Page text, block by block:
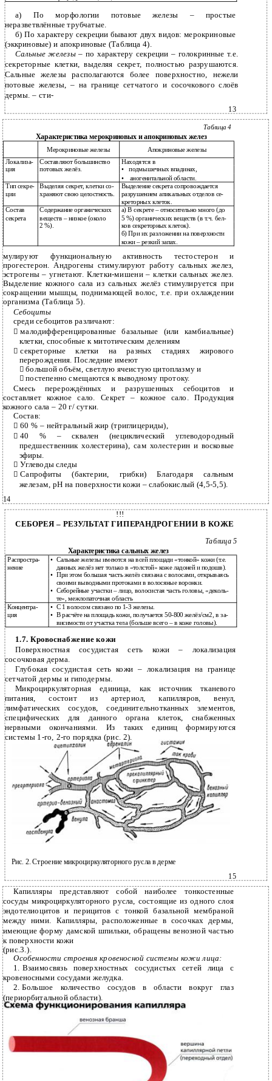
а) По морфологии потовые железы – простые
неразветвлённые трубчатые.
б) По характеру секреции бывают двух видов: мерокриновые
(эккриновые) и апокриновые (Таблица 4).
Сальные железы– по характеру секреции – голокринные т.е.
секреторные клетки, выделяя секрет, полностью разрушаются.
Сальные железы располагаются более поверхностно, нежели
потовые железы, – на границе сетчатого и сосочкового слоёв
дермы. – сти-
13
Таблица 4
Характеристика мерокриновых и апокриновых желез
Мерокриновые железы
Апокриновые железы
Локализа-
Составляют большинство Находятся в
ция потовых желёз. • подмышечных впадинах,
•
аногенитальной области.
Тип секре-
Выделяя секрет, клетки со-
Выделение секрета сопровождается
ции
храняют свою целостность.
разрушением апикальных отделов се-
креторных клеток.
Состав
Содержание органических
а) В секрете – относительно много (до
секрета
веществ – низкое (около
5 %) органических веществ (в т.ч. бел-
2 %).
ков секреторных клеток).
б) При их разложении на поверхности
кожи – резкий запах.
мулируют функциональную активность тестостерон и
прогестерон. Андрогены стимулируют работу сальных желез,
эстрогены – угнетают. Клетки-мишени – клетки сальных желез.
Выделение кожного сала из сальных желёз стимулируется при
сокращении мышцы, поднимающей волос, т.е. при охлаждении
организма (Таблица 5).
Себоциты
среди себоцитов различают:
 малодифференцированные базальные (или камбиальные)
клетки, способные к митотическим делениям
 секреторные клетки на разных стадиях жирового
перерождения. Последние имеют
 большой объём, светлую ячеистую цитоплазму и
 постепенно смещаются к выводному протоку.
Смесь перерождённых и разрушенных себоцитов и
составляет кожное сало. Секрет – кожное сало. Продукция
кожного сала – 20 г/ сутки.
Состав:
 60 % – нейтральный жир (триглицериды),
 40 % – cквален (нециклический углеводородный
предшественник холестерина), сам холестерин и восковые
эфиры.
 Углеводы следы
 Сапрофиты (бактерии, грибки) Благодаря сальным
железам, рН на поверхности кожи – слабокислый (4,5-5,5).
14
!!!
СЕБОРЕЯ – РЕЗУЛЬТАТ ГИПЕРАНДРОГЕНИИ В КОЖЕ
Таблица 5
Характеристика сальных желез
Распростра- • Сальные железы имеются на всей площади «тонкой» кожи (т.е.
нение
данных желёз нет только в «толстой» коже ладоней и подошв).
• При этом большая часть желёз связана с волосами, открываясь
своими выводными протоками в волосяные воронки.
• Себорейные участки – лицо, волосистая часть головы, «деколь-
те», межлопаточная область
Концентра-
• С 1 волосом связано по 1-3 железы.
ция
• В расчёте на площадь кожи, получается 50-800 желёз/см2, в за-
висимости от участка тела (больше всего – в коже головы).
1.7. Кровоснабжение кожи
Поверхностная сосудистая сеть кожи – локализация
сосочковая дерма.
Глубокая сосудистая сеть кожи – локализация на границе
сетчатой дермы и гиподермы.
Микроциркуляторная единица, как источник тканевого
питания, состоит из артериол, капилляров, венул,
лимфатических сосудов, соединительнотканных элементов,
специфических для данного органа клеток, снабженных
нервными окончаниями. Из таких единиц формируются
системы 1-го, 2-го порядка (рис. 2).
Рис. 2. Строение микроциркуляторного русла в дерме
15
Капилляры представляют собой наиболее тонкостенные
сосуды микроциркуляторного русла, состоящие из одного слоя
эндотелиоцитов и перицитов с тонкой базальной мембраной
между ними. Капилляры, расположенные в сосочках дермы,
имеющие форму дамской шпильки, обращены венозной частью
к поверхности кожи
(рис.3.).
Особенности строения кровеносной системы кожи лица:
1. Взаимосвязь поверхностных сосудистых сетей лица с
кровеносными сосудами желудка.
2. Большое количество сосудов в области вокруг глаз
(периорбитальной области).